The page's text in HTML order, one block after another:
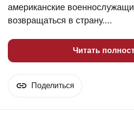
американские
возвращаться в страну....
Читать
Поделиться